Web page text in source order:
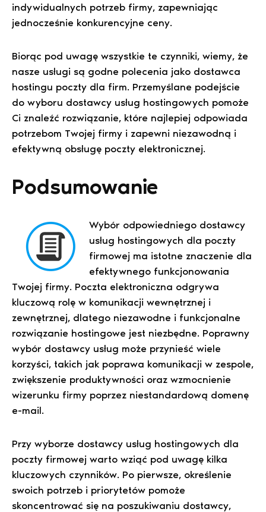
indywidualnych potrzeb firmy, zapewniając
jednocześnie konkurencyjne ceny.
Biorąc pod uwagę wszystkie te czynniki, wiemy, że
nasze usługi są godne polecenia jako dostawca
hostingu poczty dla firm. Przemyślane podejście
do wyboru dostawcy usług hostingowych pomoże
Ci znaleźć rozwiązanie, które najlepiej odpowiada
potrzebom Twojej firmy i zapewni niezawodną i
efektywną obsługę poczty elektronicznej.
Podsumowanie
Wybór odpowiedniego dostawcy
usług hostingowych dla poczty
firmowej ma istotne znaczenie dla
efektywnego funkcjonowania
Twojej firmy. Poczta elektroniczna odgrywa
kluczową rolę w komunikacji wewnętrznej i
zewnętrznej, dlatego niezawodne i funkcjonalne
rozwiązanie hostingowe jest niezbędne. Poprawny
wybór dostawcy usług może przynieść wiele
korzyści, takich jak poprawa komunikacji w zespole,
zwiększenie produktywności oraz wzmocnienie
wizerunku firmy poprzez niestandardową domenę
e-mail.
Przy wyborze dostawcy usług hostingowych dla
poczty firmowej warto wziąć pod uwagę kilka
kluczowych czynników. Po pierwsze, określenie
swoich potrzeb i priorytetów pomoże
skoncentrować się na poszukiwaniu dostawcy,